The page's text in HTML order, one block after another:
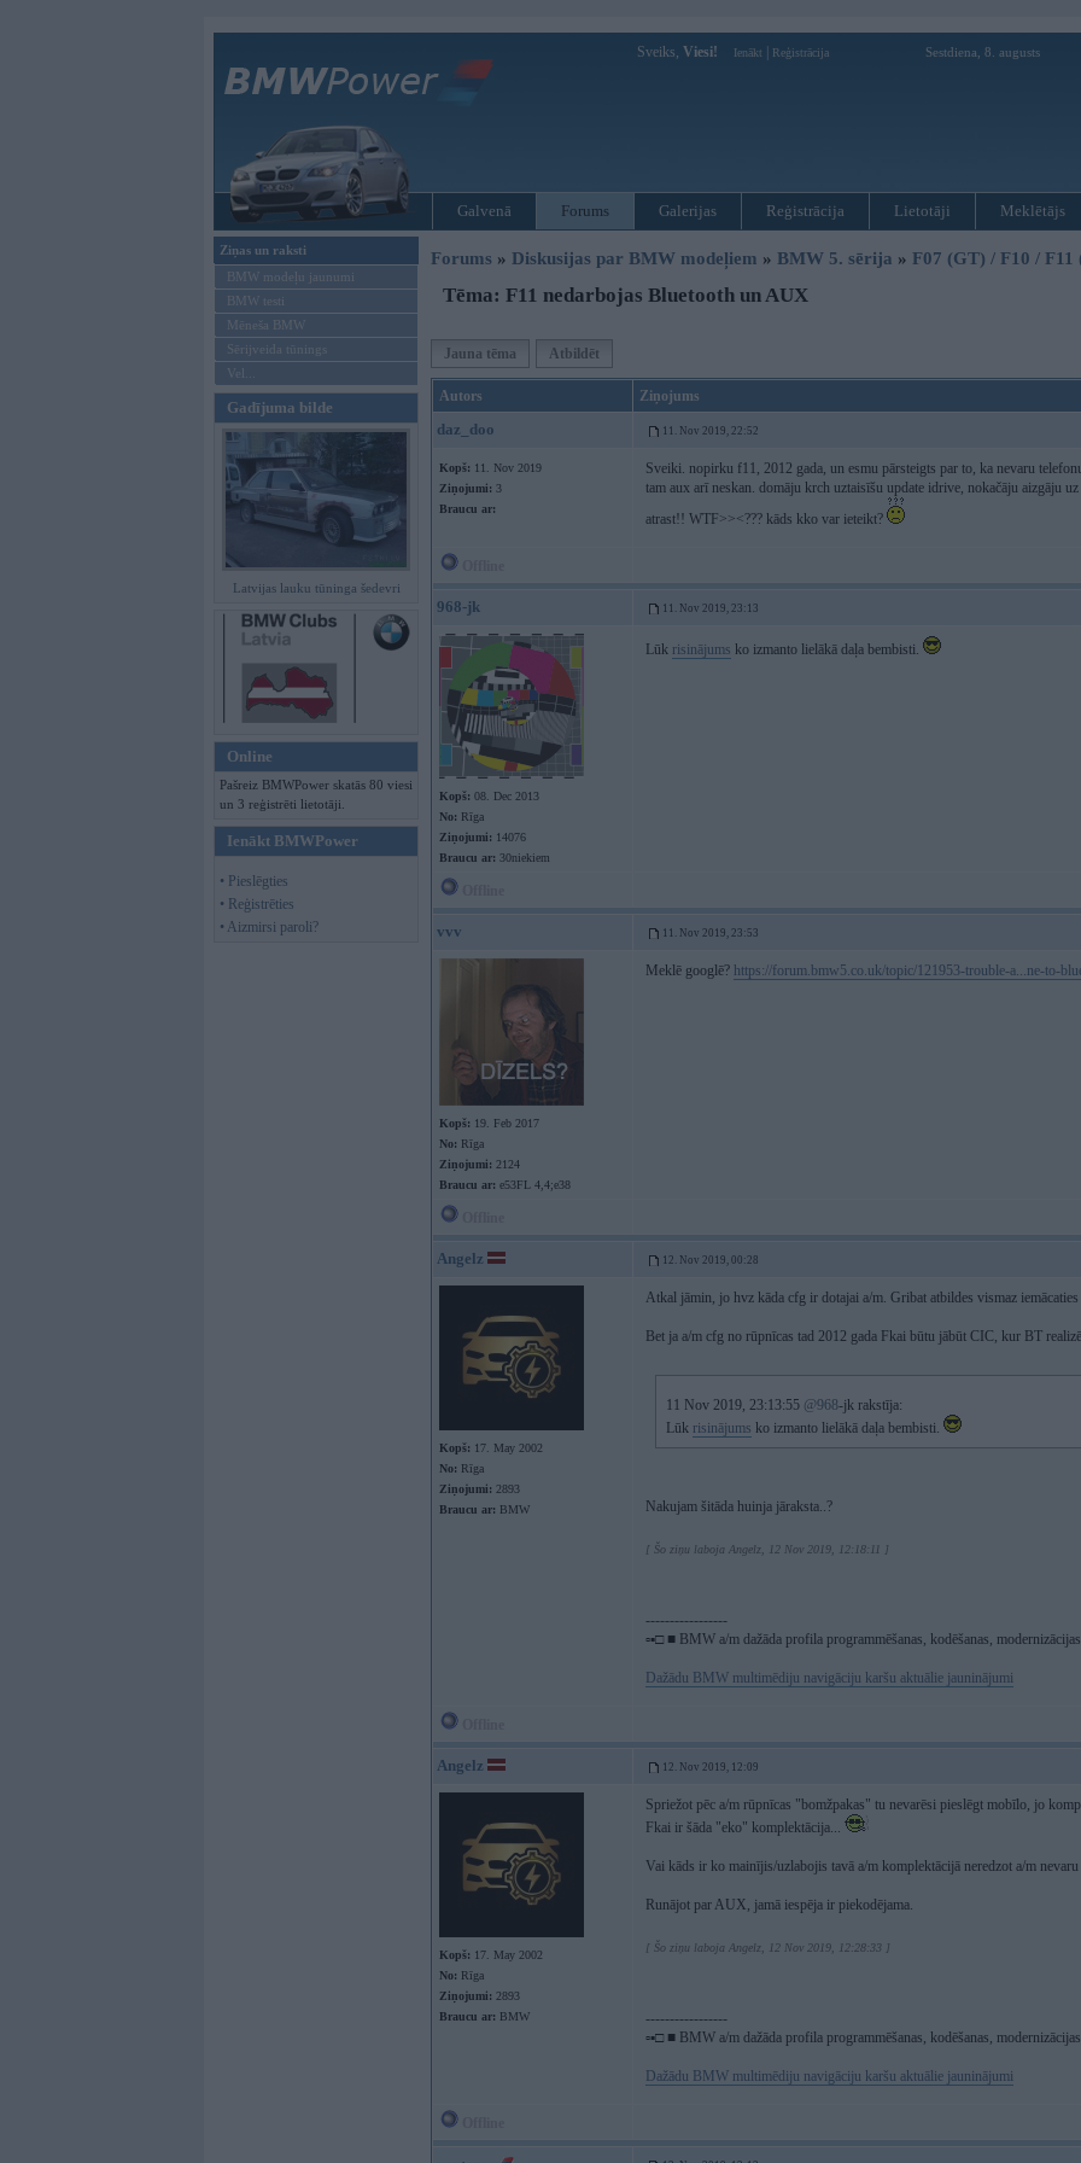
Sveiks, Viesi! Ienākt Reģistrācija Sestdiena, 8. augusts
Galvenā Forums Galerijas Reģistrācija Lietotāji Meklētājs
Ziņas un raksti
BMW modeļu jaunumi
BMW testi
Mēneša BMW
Sērijveida tūnings
Vel...
Gadījuma bilde
Latvijas lauku tūninga šedevri
Online
Pašreiz BMWPower skatās 80 viesi
un 3 reģistrēti lietotāji.
Ienākt BMWPower
• Pieslēgties
• Reģistrēties
• Aizmirsi paroli?
Forums » Diskusijas par BMW modeļiem » BMW 5. sērija » F07 (GT) / F10 / F11
Tēma: F11 nedarbojas Bluetooth un AUX
Jauna tēma Atbildēt
Autors Ziņojums
daz_doo 11. Nov 2019, 22:52
Kopš: 11. Nov 2019
Ziņojumi: 3
Braucu ar:
Sveiki. nopirku f11, 2012 gada, un esmu pārsteigts par to, ka nevaru
tam aux arī neskan. domāju krch uztaisīšu update idrive, nokačāju aizgāju
atrast!! WTF>><??? kāds kko var ieteikt?
968-jk 11. Nov 2019, 23:13
Kopš: 08. Dec 2013
No: Rīga
Ziņojumi: 14076
Braucu ar: 30niekiem
Lūk risinājums ko izmanto lielākā daļa bembisti.
vvv 11. Nov 2019, 23:53
Kopš: 19. Feb 2017
No: Rīga
Ziņojumi: 2124
Braucu ar: e53FL 4,4;e38
Meklē googlē? https://forum.bmw5.co.uk/topic/121953-trouble-a...ne-to-
Angelz 12. Nov 2019, 00:28
Kopš: 17. May 2002
No: Rīga
Ziņojumi: 2893
Braucu ar: BMW
Atkal jāmin, jo hvz kāda cfg ir dotajai a/m. Gribat atbildes vismaz
Bet ja a/m cfg no rūpnīcas tad 2012 gada Fkai būtu jābūt CIC, kur BT
11 Nov 2019, 23:13:55 @968-jk rakstīja:
Lūk risinājums ko izmanto lielākā daļa bembisti.
Nakujam šitāda huinja jāraksta..?
[ Šo ziņu laboja Angelz, 12 Nov 2019, 12:18:11 ]
-----------------
▫▪□ ■ BMW a/m dažāda profila programmēšanas, kodēšanas,
Dažādu BMW multimēdiju navigāciju karšu aktuālie jauninājumi
Angelz 12. Nov 2019, 12:09
Kopš: 17. May 2002
No: Rīga
Ziņojumi: 2893
Braucu ar: BMW
Spriežot pēc a/m rūpnīcas "bomžpakas" tu nevarēsi pieslēgt mobīlo, jo
Fkai ir šāda "eko" komplektācija...
Vai kāds ir ko mainījis/uzlabojis tavā a/m komplektācijā neredzot a/m nevaru
Runājot par AUX, jamā iespēja ir piekodējama.
[ Šo ziņu laboja Angelz, 12 Nov 2019, 12:28:33 ]
-----------------
▫▪□ ■ BMW a/m dažāda profila programmēšanas, kodēšanas,
Dažādu BMW multimēdiju navigāciju karšu aktuālie jauninājumi